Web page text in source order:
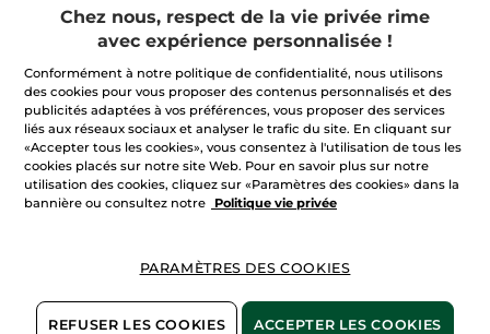
Lait Après- Soleil
Réparateur
Tube
200 ml
(368)
7,95 €
Pour
comparaison prix
tarif: 15,90 €
AJOUTER AU
PANIER
Spray Protecteur
Invisible SPF50+
Flacon spray
150 ml
(215)
15,95 €
Pour
comparaison prix
tarif: 31,90 €
AJOUTER AU
PANIER
-50%
Chez nous, respect de la vie privée rime
avec expérience personnalisée !
Conformément à notre politique de confidentialité, nous utilisons
des cookies pour vous proposer des contenus personnalisés et des
publicités adaptées à vos préférences, vous proposer des services
liés aux réseaux sociaux et analyser le trafic du site. En cliquant sur
«Accepter tous les cookies», vous consentez à l'utilisation de tous les
cookies placés sur notre site Web. Pour en savoir plus sur notre
utilisation des cookies, cliquez sur «Paramètres des cookies» dans la
bannière ou consultez notre
Politique vie privée
PARAMÈTRES DES COOKIES
REFUSER LES COOKIES ACCEPTER LES COOKIES